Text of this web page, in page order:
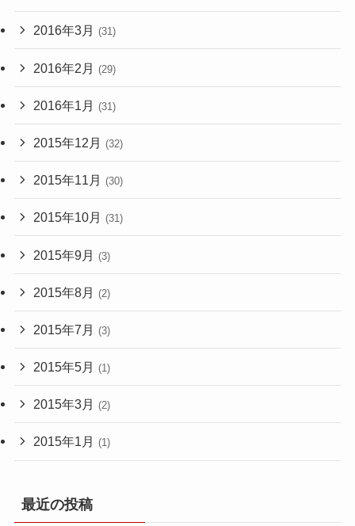
2016年3月 (31)
2016年2月 (29)
2016年1月 (31)
2015年12月 (32)
2015年11月 (30)
2015年10月 (31)
2015年9月 (3)
2015年8月 (2)
2015年7月 (3)
2015年5月 (1)
2015年3月 (2)
2015年1月 (1)
最近の投稿